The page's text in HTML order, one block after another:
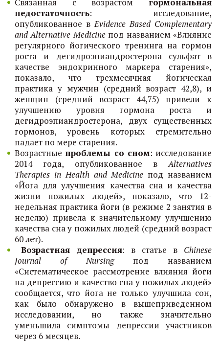
недостаточность: исследование,
опубликованное вEvidence Based Complementary
and Alternative Medicine под названием «Влияние
регулярного йогического тренинга на гормон
роста и дегидроэпиандростерона сульфат в
качестве эндокринного маркера старения»,
показало, что трехмесячная йогическая
практика у мужчин (средний возраст 42,8), и
женщин (средний возраст 44,75) привели к
улучшению уровня гормона роста и
дегидроэпиандростерона, двух существенных
гормонов, уровень которых стремительно
падает по мере старения.
Возрастные проблемы со сном: исследование
2014 года, опубликованное вAlternatives
Therapies in Health and Medicine под названием
«Йога для улучшения качества сна и качества
жизни пожилых людей», показало, что 12-
недельная практика йоги (в режиме 2 занятия в
неделю) привела к значительному улучшению
качества сна у пожилых людей (средний возраст
60 лет).
Возрастная депрессия: в статье в Chinese
Journal of Nursingпод названием
«Систематическое рассмотрение влияния йоги
на депрессию и качество сна у пожилых людей»
сообщается, что йога не только улучшила сон,
как было обнаружено в вышеприведенном
исследовании, но также значительно
уменьшила симптомы депрессии участников
через 6 месяцев.